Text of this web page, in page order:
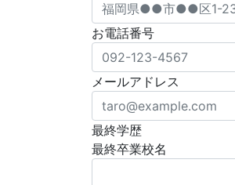
お電話番号
メールアドレス
最終学歴
最終卒業校名